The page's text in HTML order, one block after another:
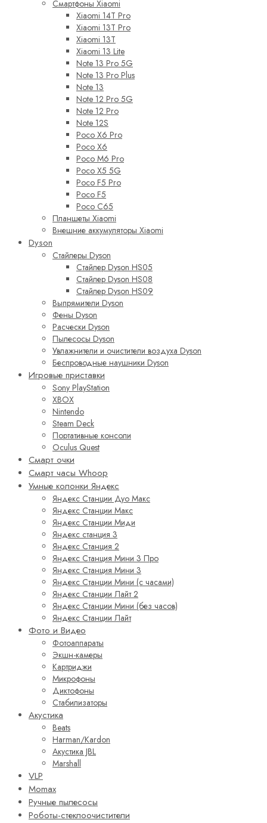
Смартфоны Xiaomi
Xiaomi 14T Pro
Xiaomi 13T Pro
Xiaomi 13T
Xiaomi 13 Lite
Note 13 Pro 5G
Note 13 Pro Plus
Note 13
Note 12 Pro 5G
Note 12 Pro
Note 12S
Poco X6 Pro
Poco X6
Poco M6 Pro
Poco X5 5G
Poco F5 Pro
Poco F5
Poco C65
Планшеты Xiaomi
Внешние аккумуляторы Xiaomi
Dyson
Стайлеры Dyson
Стайлер Dyson HS05
Стайлер Dyson HS08
Стайлер Dyson HS09
Выпрямители Dyson
Фены Dyson
Расчески Dyson
Пылесосы Dyson
Увлажнители и очистители воздуха Dyson
Беспроводные наушники Dyson
Игровые приставки
Sony PlayStation
XBOX
Nintendo
Steam Deck
Портативные консоли
Oculus Quest
Смарт очки
Смарт часы Whoop
Умные колонки Яндекс
Яндекс Станции Дуо Макс
Яндекс Станции Макс
Яндекс Станции Миди
Яндекс станция 3
Яндекс Станция 2
Яндекс Станция Мини 3 Про
Яндекс Станция Мини 3
Яндекс Станции Мини (с часами)
Яндекс Станции Лайт 2
Яндекс Станции Мини (без часов)
Яндекс Станции Лайт
Фото и Видео
Фотоаппараты
Экшн-камеры
Картриджи
Микрофоны
Диктофоны
Стабилизаторы
Акустика
Beats
Harman/Kardon
Акустика JBL
Marshall
VLP
Momax
Ручные пылесосы
Роботы-стеклоочистители